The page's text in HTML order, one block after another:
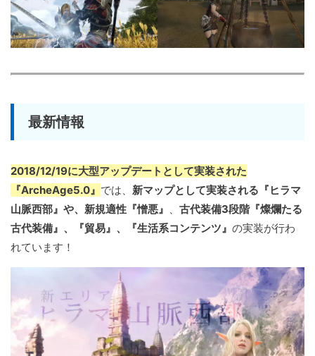
最新情報
2018/12/19に大型アップデートとして実装された
『ArcheAge5.0』 では、 新マップとして実装される『ヒラマ
山脈西部』や、新規適性『憎悪』 、 古代装備3段階『燦爛たる
古代装備』、『貿易』、『生活系コンテンツ』 の実装が行わ
れています！